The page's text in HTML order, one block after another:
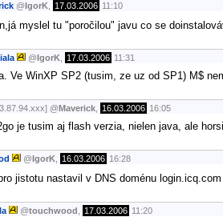
@IgorK 17.03.2006 11:10
myslel tu "poročilou" javu co se
@IgorK 17.03.2006 11:31
Ve WinXP SP2 (tusim, ze uz od SP1) M$
@Maverick 16.03.2006 16:05
je tusim aj flash verzia, nielen java, ale
@IgorK 16.03.2006 16:28
jistotu nastavil v DNS doménu
@touchwood 17.03.2006 11:20